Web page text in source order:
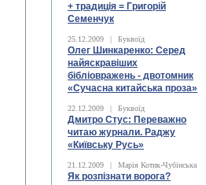
+ традиція = Григорій
Семенчук
25.12.2009 | Буквоїд
Олег Шинкаренко: Серед
найяскравіших
бібліовражень - двотомник
«Сучасна китайська проза»
22.12.2009 | Буквоїд
Дмитро Стус: Переважно
читаю журнали. Раджу
«Київську Русь»
21.12.2009 | Марія Котик-Чубінська
Як розпізнати ворога?